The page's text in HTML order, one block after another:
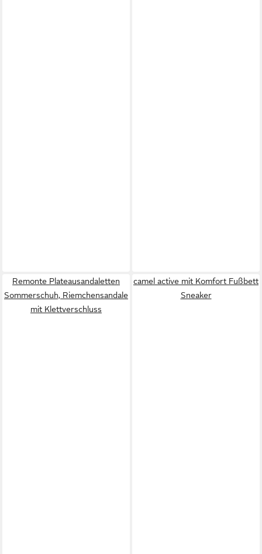
Remonte Plateausandaletten
Sommerschuh, Riemchensandale
mit Klettverschluss
camel active mit Komfort Fußbett
Sneaker